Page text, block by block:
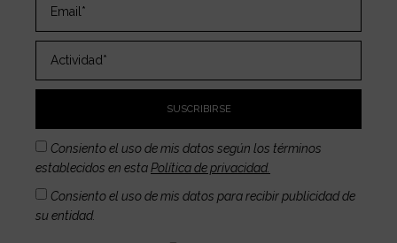
Consiento el uso de mis datos según los términos
establecidos en estaPolítica de privacidad.
Consiento el uso de mis datos para recibir publicidad de
su entidad.
SUSCRIBIRSE